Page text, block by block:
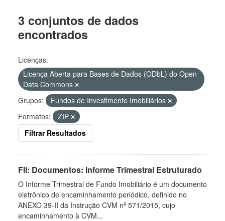
3 conjuntos de dados
encontrados
Licenças:
Licença Aberta para Bases de Dados (ODbL) do Open
Data Commons
Grupos:
Fundos de Investimento Imobiliários
Formatos:
ZIP
Filtrar Resultados
FII: Documentos: Informe Trimestral Estruturado
O Informe Trimestral de Fundo Imobiliário é um documento
eletrônico de encaminhamento periódico, definido no
ANEXO 39-II da Instrução CVM nº 571/2015, cujo
encaminhamento à CVM...